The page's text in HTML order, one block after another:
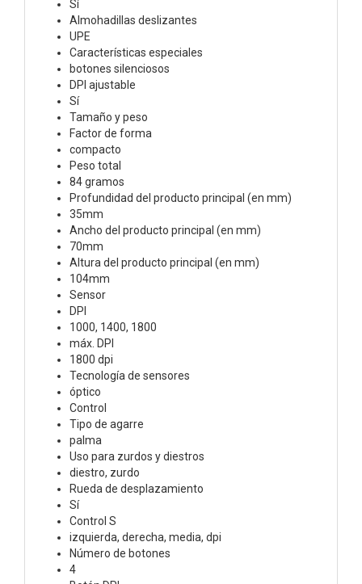
Sí
Almohadillas deslizantes
UPE
Características especiales
botones silenciosos
DPI ajustable
Sí
Tamaño y peso
Factor de forma
compacto
Peso total
84 gramos
Profundidad del producto principal (en mm)
35mm
Ancho del producto principal (en mm)
70mm
Altura del producto principal (en mm)
104mm
Sensor
DPI
1000, 1400, 1800
máx. DPI
1800 dpi
Tecnología de sensores
óptico
Control
Tipo de agarre
palma
Uso para zurdos y diestros
diestro, zurdo
Rueda de desplazamiento
Sí
Control S
izquierda, derecha, media, dpi
Número de botones
4